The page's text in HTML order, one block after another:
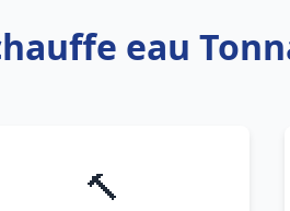
eau
🔨